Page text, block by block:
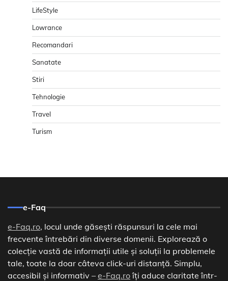
LifeStyle
Lowrance
Recomandari
Sanatate
Stiri
Tehnologie
Travel
Turism
e-Faq
e-Faq.ro, locul unde găsești răspunsuri la cele mai
frecvente întrebări din diverse domenii. Explorează o
colecție vastă de informații utile și soluții la problemele
tale, toate la doar câteva click-uri distanță. Simplu,
accesibil și informativ – e-Faq.roîți aduce claritate într-